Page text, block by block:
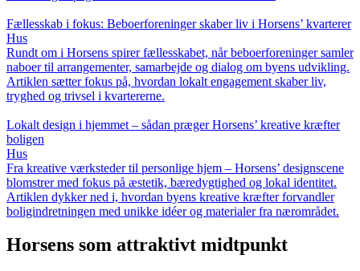
Fællesskab i fokus: Beboerforeninger skaber liv i Horsens’ kvarterer
Hus
Rundt om i Horsens spirer fællesskabet, når beboerforeninger samler
naboer til arrangementer, samarbejde og dialog om byens udvikling.
Artiklen sætter fokus på, hvordan lokalt engagement skaber liv,
tryghed og trivsel i kvartererne.
Lokalt design i hjemmet – sådan præger Horsens’ kreative kræfter
boligen
Hus
Fra kreative værksteder til personlige hjem – Horsens’ designscene
blomstrer med fokus på æstetik, bæredygtighed og lokal identitet.
Artiklen dykker ned i, hvordan byens kreative kræfter forvandler
boligindretningen med unikke idéer og materialer fra nærområdet.
Horsens som attraktivt midtpunkt